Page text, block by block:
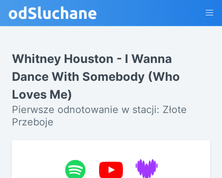
Whitney Houston - I Wanna
Dance With Somebody (Who
Loves Me)
Pierwsze odnotowanie w stacji: Złote
Przeboje